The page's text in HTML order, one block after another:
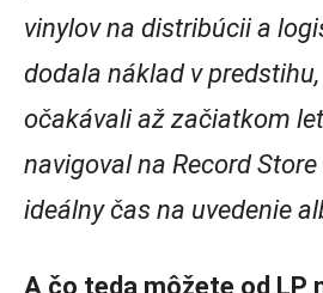
vinylov na distribúcii a
dodala náklad v
očakávali až začiatkom
navigoval na Record Store
ideálny čas na uvedenie
A čo teda môžete od LP